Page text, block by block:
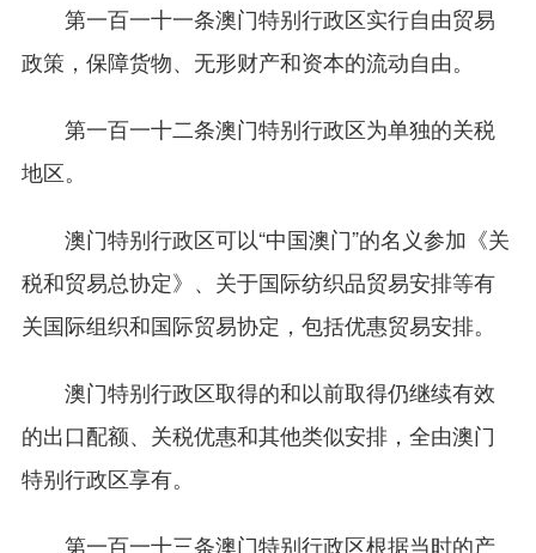
第一百一十一条澳门特别行政区实行自由贸易
政策，保障货物、无形财产和资本的流动自由。
第一百一十二条澳门特别行政区为单独的关税
地区。
澳门特别行政区可以“中国澳门”的名义参加《关
税和贸易总协定》、关于国际纺织品贸易安排等有
关国际组织和国际贸易协定，包括优惠贸易安排。
澳门特别行政区取得的和以前取得仍继续有效
的出口配额、关税优惠和其他类似安排，全由澳门
特别行政区享有。
第一百一十三条澳门特别行政区根据当时的产